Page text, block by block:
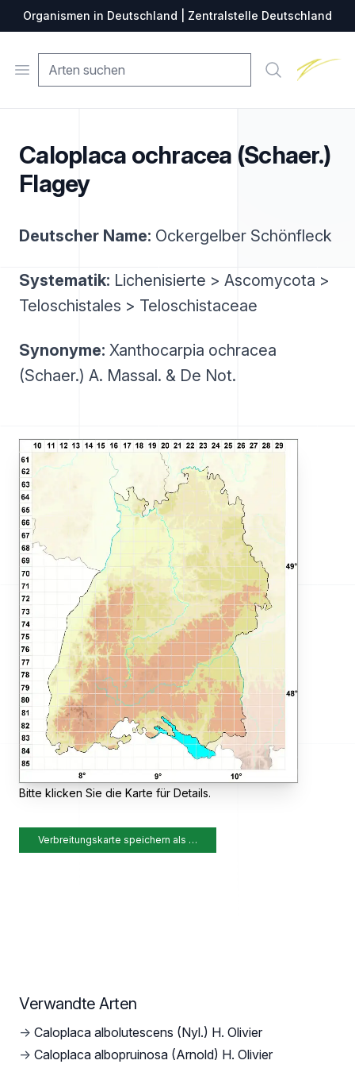
Organismen in Deutschland | Zentralstelle Deutschland
Open menu Suche
Caloplaca ochracea (Schaer.)
Flagey
Deutscher Name: Ockergelber Schönfleck
Systematik: Lichenisierte > Ascomycota >
Teloschistales > Teloschistaceae
Synonyme: Xanthocarpia ochracea
(Schaer.) A. Massal. & De Not.
Bitte klicken Sie die Karte für Details.
Verbreitungskarte speichern als …
Verwandte Arten
→ Caloplaca albolutescens (Nyl.) H. Olivier
→ Caloplaca albopruinosa (Arnold) H. Olivier